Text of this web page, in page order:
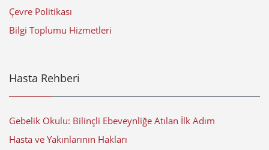
Çevre Politikası
Bilgi Toplumu Hizmetleri
Hasta Rehberi
Gebelik Okulu: Bilinçli Ebeveynliğe Atılan İlk Adım
Hasta ve Yakınlarının Hakları